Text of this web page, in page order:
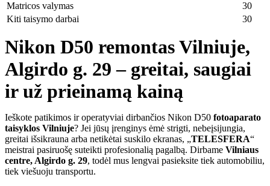
Matricos valymas
30
Kiti taisymo darbai
30
Nikon D50 remontas Vilniuje,
Algirdo g. 29 – greitai, saugiai
ir už prieinamą kainą
Ieškote patikimos ir operatyviai dirbančios Nikon D50 fotoaparato
taisyklos Vilniuje? Jei jūsų įrenginys ėmė strigti, nebeįsijungia,
greitai išsikrauna arba netikėtai suskilo ekranas, „TELESFERA“
meistrai pasiruošę suteikti profesionalią pagalbą. Dirbame Vilniaus
centre, Algirdo g. 29, todėl mus lengvai pasieksite tiek automobiliu,
tiek viešuoju transportu.